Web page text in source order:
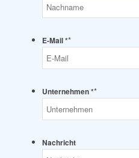
E-Mail **
Unternehmen **
Nachricht